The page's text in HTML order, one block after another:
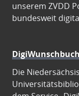
unserem ZVDD
bundesweit
DigiWunschbuch
Die